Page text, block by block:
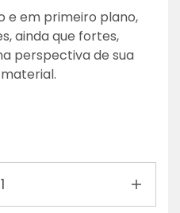
e em primeiro plano,
ainda que fortes,
perspectiva de sua